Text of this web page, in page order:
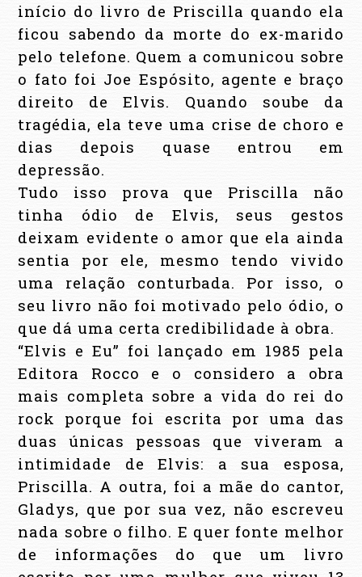
início do livro de Priscilla quando ela
ficou sabendo da morte do ex-marido
pelo telefone. Quem a comunicou sobre
o fato foi Joe Espósito, agente e braço
direito de Elvis. Quando soube da
tragédia, ela teve uma crise de choro e
dias depois quase entrou em
depressão.
Tudo isso prova que Priscilla não
tinha ódio de Elvis, seus gestos
deixam evidente o amor que ela ainda
sentia por ele, mesmo tendo vivido
uma relação conturbada. Por isso, o
seu livro não foi motivado pelo ódio, o
que dá uma certa credibilidade à obra.
“Elvis e Eu” foi lançado em 1985 pela
Editora Rocco e o considero a obra
mais completa sobre a vida do rei do
rock porque foi escrita por uma das
duas únicas pessoas que viveram a
intimidade de Elvis: a sua esposa,
Priscilla. A outra, foi a mãe do cantor,
Gladys, que por sua vez, não escreveu
nada sobre o filho. E quer fonte melhor
de informações do que um livro